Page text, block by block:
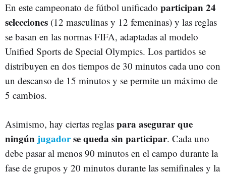
En este campeonato de fútbol unificado participan 24
selecciones (12 masculinas y 12 femeninas) y las reglas
se basan en las normas FIFA, adaptadas al modelo
Unified Sports de Special Olympics. Los partidos se
distribuyen en dos tiempos de 30 minutos cada uno con
un descanso de 15 minutos y se permite un máximo de
5 cambios.
Asimismo, hay ciertas reglas para asegurar que
ningún jugadorse queda sin participar. Cada uno
debe pasar al menos 90 minutos en el campo durante la
fase de grupos y 20 minutos durante las semifinales y la